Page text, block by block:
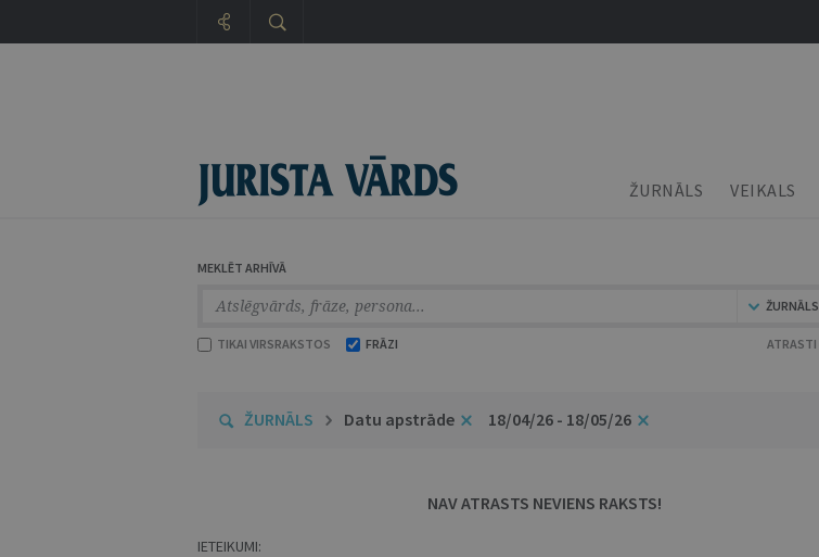
ŽURNĀLS VEIKALS
MEKLĒT ARHĪVĀ
ŽURNĀLS
TIKAI VIRSRAKSTOS FRĀZI ATRASTI
ŽURNĀLS Datu apstrāde 18/04/26 - 18/05/26
NAV ATRASTS NEVIENS RAKSTS!
IETEIKUMI: